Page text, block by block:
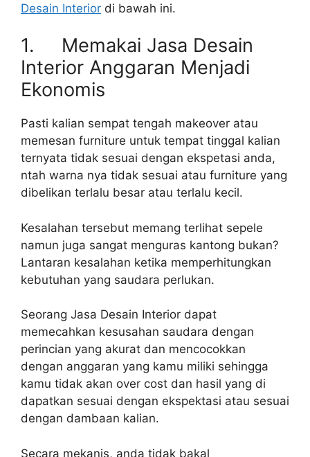
Desain Interior di bawah ini.
1. Memakai Jasa Desain
Interior Anggaran Menjadi
Ekonomis
Pasti kalian sempat tengah makeover atau
memesan furniture untuk tempat tinggal kalian
ternyata tidak sesuai dengan ekspetasi anda,
ntah warna nya tidak sesuai atau furniture yang
dibelikan terlalu besar atau terlalu kecil.
Kesalahan tersebut memang terlihat sepele
namun juga sangat menguras kantong bukan?
Lantaran kesalahan ketika memperhitungkan
kebutuhan yang saudara perlukan.
Seorang Jasa Desain Interior dapat
memecahkan kesusahan saudara dengan
perincian yang akurat dan mencocokkan
dengan anggaran yang kamu miliki sehingga
kamu tidak akan over cost dan hasil yang di
dapatkan sesuai dengan ekspektasi atau sesuai
dengan dambaan kalian.
Secara mekanis, anda tidak bakal